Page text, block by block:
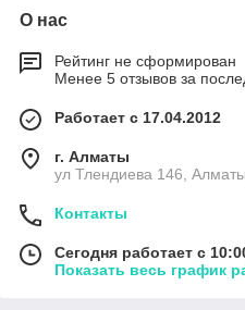
О нас
Рейтинг не сформирован
Менее 5 отзывов за
Работает с 17.04.2012
г. Алматы
ул Тлендиева 146,
Контакты
Сегодня работает с
Показать весь график